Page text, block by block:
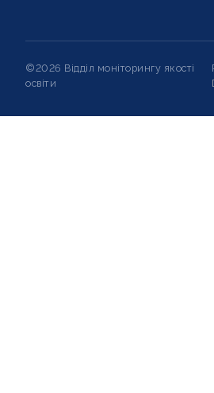
©2026 Відділ моніторингу якості
освіти